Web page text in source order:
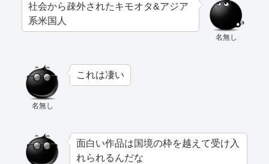
名無し
社会から疎外されたキモオタ&アジア
系米国人
名無し
これは凄い
面白い作品は国境の枠を越えて受け入
れられるんだな